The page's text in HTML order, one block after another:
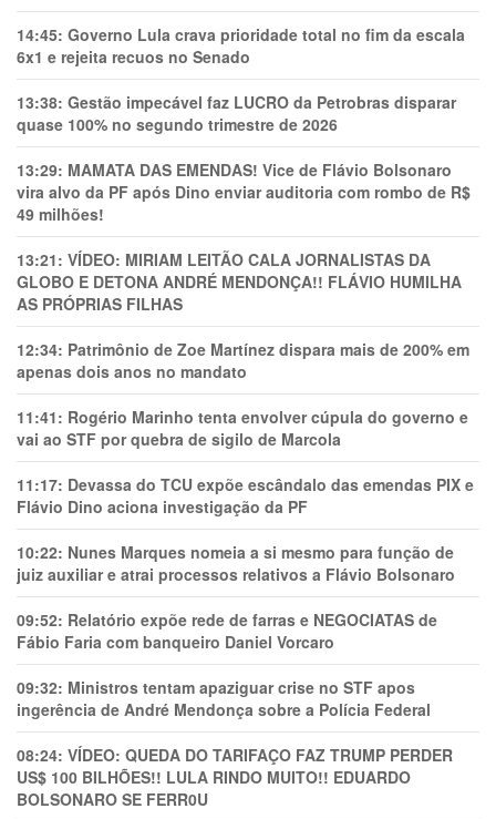
14:45: Governo Lula crava prioridade total no fim da escala
6x1 e rejeita recuos no Senado
13:38: Gestão impecável faz LUCRO da Petrobras disparar
quase 100% no segundo trimestre de 2026
13:29: MAMATA DAS EMENDAS! Vice de Flávio Bolsonaro
vira alvo da PF após Dino enviar auditoria com rombo de R$
49 milhões!
13:21: VÍDEO: MIRIAM LEITÃO CALA JORNALISTAS DA
GLOBO E DETONA ANDRÉ MENDONÇA!! FLÁVIO HUMILHA
AS PRÓPRIAS FILHAS
12:34: Patrimônio de Zoe Martínez dispara mais de 200% em
apenas dois anos no mandato
11:41: Rogério Marinho tenta envolver cúpula do governo e
vai ao STF por quebra de sigilo de Marcola
11:17: Devassa do TCU expõe escândalo das emendas PIX e
Flávio Dino aciona investigação da PF
10:22: Nunes Marques nomeia a si mesmo para função de
juiz auxiliar e atrai processos relativos a Flávio Bolsonaro
09:52: Relatório expõe rede de farras e NEGOCIATAS de
Fábio Faria com banqueiro Daniel Vorcaro
09:32: Ministros tentam apaziguar crise no STF apos
ingerência de André Mendonça sobre a Polícia Federal
08:24: VÍDEO: QUEDA DO TARIFAÇO FAZ TRUMP PERDER
US$ 100 BILHÕES!! LULA RINDO MUITO!! EDUARDO
BOLSONARO SE FERR0U